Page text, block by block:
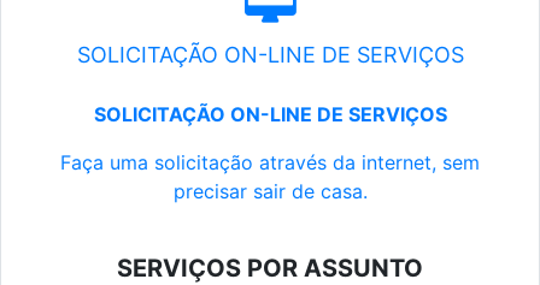
SOLICITAÇÃO ON-LINE DE SERVIÇOS
SOLICITAÇÃO ON-LINE DE SERVIÇOS
Faça uma solicitação através da internet, sem
precisar sair de casa.
SERVIÇOS POR ASSUNTO